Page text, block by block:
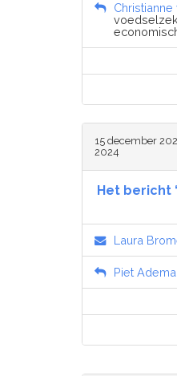
15 december
2024
Het bericht
Laura
Piet Adema